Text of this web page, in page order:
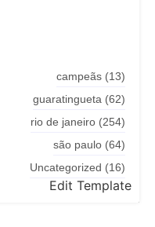
campeãs (13)
guaratingueta (62)
rio de janeiro (254)
são paulo (64)
Uncategorized (16)
Edit Template